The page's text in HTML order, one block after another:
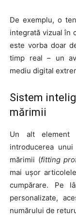
De exemplu, o
integrată vizual în
este vorba doar
timp real – un
mediu digital
Sistem
mărimii
Un alt element
introducerea
mărimii (fitting
mai ușor
cumpărare. Pe
personalizate,
numărului de